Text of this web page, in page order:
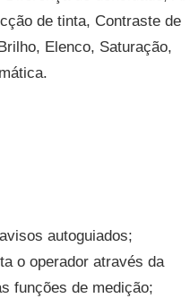
de tinta, Contraste de
Elenco, Saturação,
autoguiados;
o operador através da
funções de medição;